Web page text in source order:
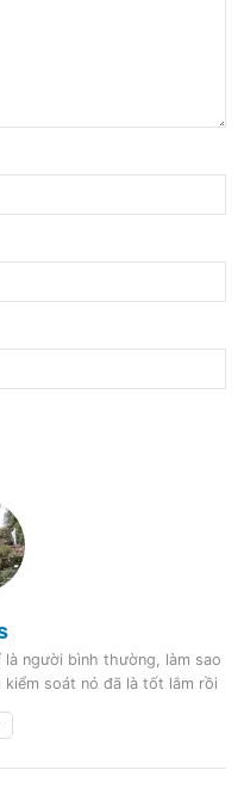
người bình thường, làm sao
kiểm soát nó đã là tốt lắm rồi